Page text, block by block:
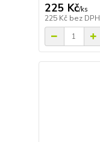
225 Kč/ks
225 Kč bez DPH